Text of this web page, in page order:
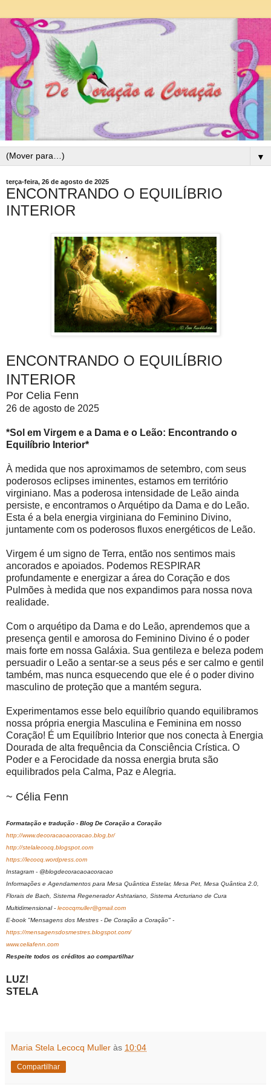
▼
terça-feira, 26 de agosto de 2025
ENCONTRANDO O EQUILÍBRIO
INTERIOR
ENCONTRANDO O EQUILÍBRIO
INTERIOR
Por Celia Fenn
26 de agosto de 2025
*Sol em Virgem e a Dama e o Leão: Encontrando o
Equilíbrio Interior*
À medida que nos aproximamos de setembro, com seus
poderosos eclipses iminentes, estamos em território
virginiano. Mas a poderosa intensidade de Leão ainda
persiste, e encontramos o Arquétipo da Dama e do Leão.
Esta é a bela energia virginiana do Feminino Divino,
juntamente com os poderosos fluxos energéticos de Leão.
Virgem é um signo de Terra, então nos sentimos mais
ancorados e apoiados. Podemos RESPIRAR
profundamente e energizar a área do Coração e dos
Pulmões à medida que nos expandimos para nossa nova
realidade.
Com o arquétipo da Dama e do Leão, aprendemos que a
presença gentil e amorosa do Feminino Divino é o poder
mais forte em nossa Galáxia. Sua gentileza e beleza podem
persuadir o Leão a sentar-se a seus pés e ser calmo e gentil
também, mas nunca esquecendo que ele é o poder divino
masculino de proteção que a mantém segura.
Experimentamos esse belo equilíbrio quando equilibramos
nossa própria energia Masculina e Feminina em nosso
Coração! É um Equilíbrio Interior que nos conecta à Energia
Dourada de alta frequência da Consciência Crística. O
Poder e a Ferocidade da nossa energia bruta são
equilibrados pela Calma, Paz e Alegria.
~ Célia Fenn
Formatação e tradução - Blog De Coração a Coração
http://www.decoracaoacoracao.blog.br/
http://stelalecocq.blogspot.com
https://lecocq.wordpress.com
Instagram - @blogdecoracaoacoracao
Informações e Agendamentos para Mesa Quântica Estelar, Mesa Pet, Mesa Quântica 2.0,
Florais de Bach, Sistema Regenerador Ashtariano, Sistema Arcturiano de Cura
Multidimensional - lecocqmuller@gmail.com
E-book "Mensagens dos Mestres - De Coração a Coração" -
https://mensagensdosmestres.blogspot.com/
www.celiafenn.com
Respeite todos os créditos ao compartilhar
LUZ!
STELA
Maria Stela Lecocq Muller às 10:04
Compartilhar